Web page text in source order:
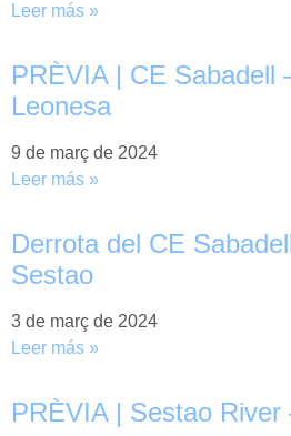
Leer más »
PRÈVIA | CE Sabadell
Leonesa
9 de març de 2024
Leer más »
Derrota del CE
Sestao
3 de març de 2024
Leer más »
PRÈVIA | Sestao River